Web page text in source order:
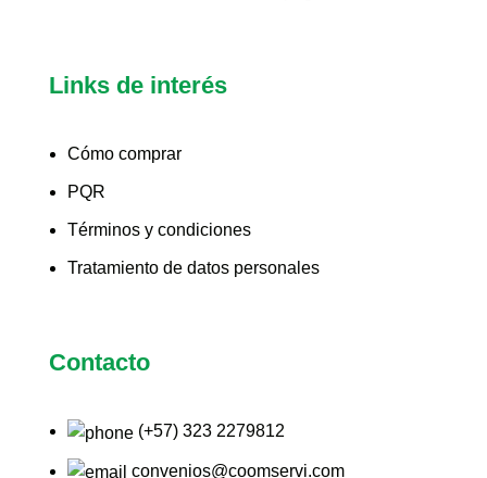
Links de interés
Cómo comprar
PQR
Términos y condiciones
Tratamiento de datos personales
Contacto
(+57) 323 2279812
convenios@coomservi.com